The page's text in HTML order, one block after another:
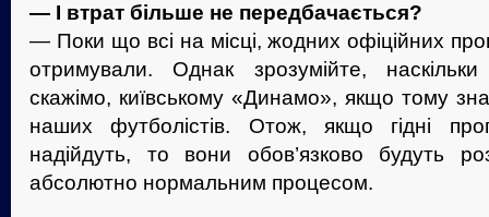
— І втрат більше не передбачається?
— Поки що всі на місці, жодних офіційних
отримували. Однак зрозумійте,
скажімо, київському «Динамо», якщо тому
наших футболістів. Отож, якщо гідні
надійдуть, то вони обов’язково будуть
абсолютно нормальним процесом.